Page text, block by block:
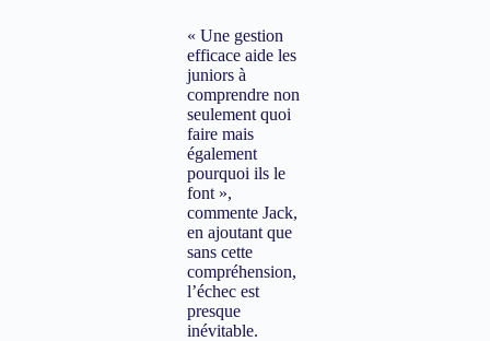
« Une gestion
efficace aide les
juniors à
comprendre non
seulement quoi
faire mais
également
pourquoi ils le
font »,
commente Jack,
en ajoutant que
sans cette
compréhension,
l’échec est
presque
inévitable.